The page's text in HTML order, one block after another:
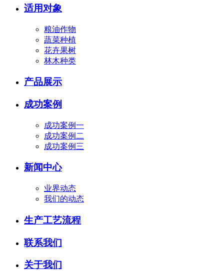
适用对象
粮油作物
蔬菜种植
花卉果树
林木种类
产品展示
成功案例
成功案例一
成功案例二
成功案例三
新闻中心
业界动态
我们的动态
生产工艺流程
联系我们
关于我们